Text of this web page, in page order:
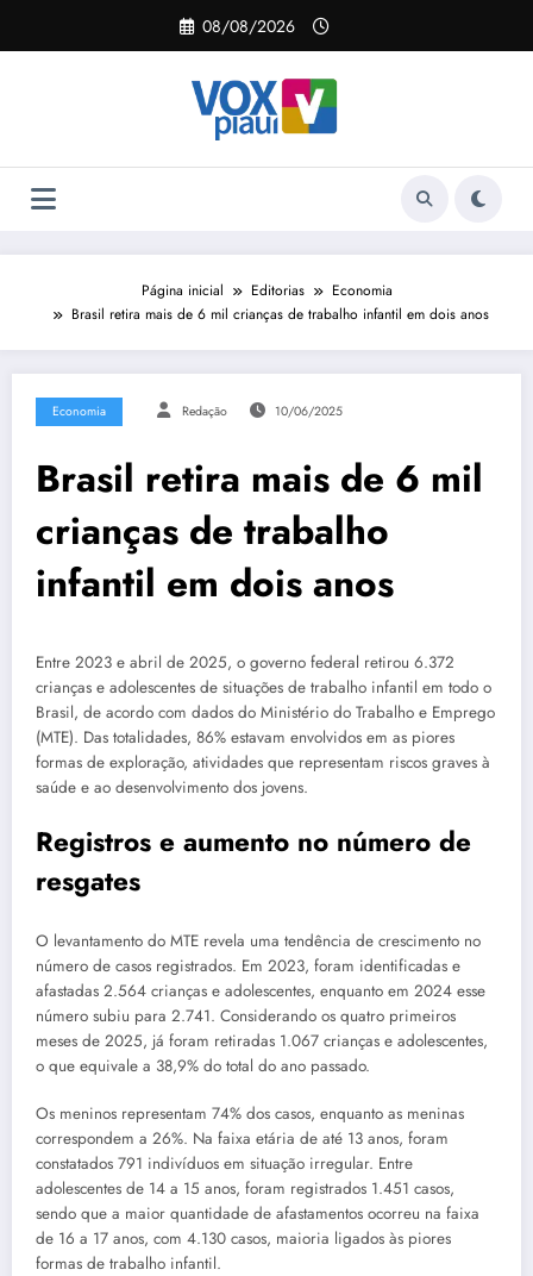
o
08/08/2026
Página inicial Editorias
Economia
Brasil retira mais de 6 mil crianças de trabalho infantil em dois anos
Economia Redação 10/06/2025
Brasil retira mais de 6 mil
crianças de trabalho
infantil em dois anos
Entre 2023 e abril de 2025, o governo federal retirou 6.372
crianças e adolescentes de situações de trabalho infantil em todo o
Brasil, de acordo com dados do Ministério do Trabalho e Emprego
(MTE). Das totalidades, 86% estavam envolvidos em as piores
formas de exploração, atividades que representam riscos graves à
saúde e ao desenvolvimento dos jovens.
Registros e aumento no número de
resgates
O levantamento do MTE revela uma tendência de crescimento no
número de casos registrados. Em 2023, foram identificadas e
afastadas 2.564 crianças e adolescentes, enquanto em 2024 esse
número subiu para 2.741. Considerando os quatro primeiros
meses de 2025, já foram retiradas 1.067 crianças e adolescentes,
o que equivale a 38,9% do total do ano passado.
Os meninos representam 74% dos casos, enquanto as meninas
correspondem a 26%. Na faixa etária de até 13 anos, foram
constatados 791 indivíduos em situação irregular. Entre
adolescentes de 14 a 15 anos, foram registrados 1.451 casos,
sendo que a maior quantidade de afastamentos ocorreu na faixa
de 16 a 17 anos, com 4.130 casos, maioria ligados às piores
formas de trabalho infantil.